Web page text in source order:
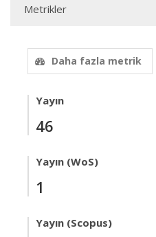
Metrikler
Daha fazla metrik
Yayın
46
Yayın (WoS)
1
Yayın (Scopus)